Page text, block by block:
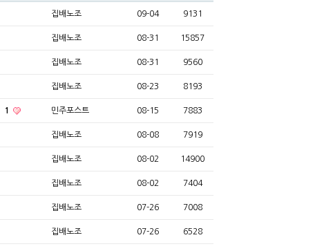
집배노조 09-04 9131
집배노조 08-31 15857
집배노조 08-31 9560
집배노조 08-23 8193
1 민주포스트 08-15 7883
집배노조 08-08 7919
집배노조 08-02 14900
집배노조 08-02 7404
집배노조 07-26 7008
집배노조 07-26 6528